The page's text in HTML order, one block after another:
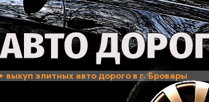
выкуп элитных авто дорого в г. Бровары